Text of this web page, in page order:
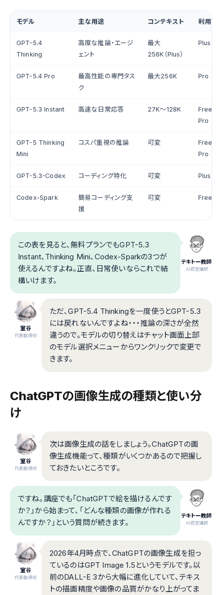
モデル 主な用途 コンテキスト 利用可
GPT-5.4
Thinking
高度な推論・エージ
ェント
最大
256K（Plus）
Plus /
GPT-5.4 Pro
最高性能の専門タス
ク
最大256K Pro
GPT-5.3 Instant 高速な日常応答 27K〜128K
Free /
Pro
GPT-5 Thinking
Mini
コスパ重視の推論 可変
Free /
Pro
GPT-5.3-Codex コーディング特化 可変 Plus /
Codex-Spark
簡易コーディング支
援
可変 Free /
テキトー教師
.AI認定講師
この表を見ると、無料プランでもGPT-5.3
Instant、Thinking Mini、Codex-Sparkの3つが
使えるんですよね。正直、日常使いならこれで結
構いけます。
室谷
代表取締役
ただ、GPT-5.4 Thinkingを一度使うとGPT-5.3
には戻れないんですよね・・・推論の深さが全然
違うので。モデルの切り替えはチャット画面上部
のモデル選択メニューからワンクリックで変更で
きます。
ChatGPTの画像生成の種類と使い分
け
室谷
代表取締役
次は画像生成の話をしましょう。ChatGPTの画
像生成機能って、種類がいくつかあるので把握し
ておきたいところです。
テキトー教師
.AI認定講師
ですね。講座でも「ChatGPTで絵を描けるんです
か？」から始まって、「どんな種類の画像が作れる
んですか？」という質問が続きます。
室谷
代表取締役
2026年4月時点で、ChatGPTの画像生成を担っ
ているのはGPT Image 1.5というモデルです。以
前のDALL-E 3から大幅に進化していて、テキス
トの描画精度や画像の品質がかなり上がってま